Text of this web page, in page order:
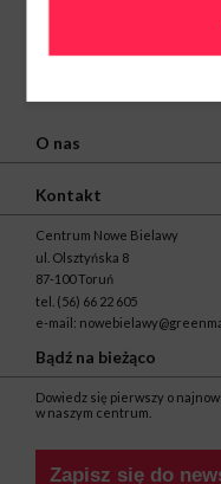
O nas
Kontakt
Centrum Nowe Bielawy
ul. Olsztyńska 8
87-100 Toruń
tel. (56) 66 22 605
e-mail:
Bądź na bieżąco
Dowiedz się pierwszy o
w naszym centrum.
Zapisz się do